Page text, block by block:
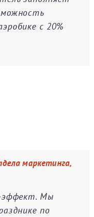
с 20%
маркетинга,
эффект. Мы
по